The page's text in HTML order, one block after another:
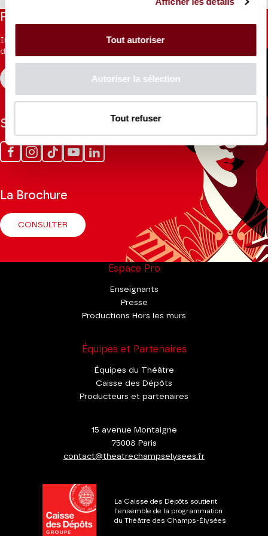
Tout autoriser
Autoriser la sélection
Tout refuser
Paris, interroge les jeux de miroir culturels : altérité, influence,
complémentarité et réflexivité d’un continent à l’autre.
Production Orchestre de chambre de Paris
Restez informés
Inscrivez-vous à la newsletter pour recevoir les informations
du Théâtre.
Suivez-nous
FacebookInstagram
Tik
Tok
YoutubeLinkedin
La Brochure
CONSULTER
Espace Pro
Enseignants
Presse
Productions Hors les murs
Équipes et Partenaires
Équipes du Théâtre
Caisse des Dépôts
Producteurs et partenaires
15 avenue Montaigne
75008 Paris
contact@theatrechampselysees.fr
La Caisse des Dépôts soutient
l'ensemble de la programmation
du Théâtre des Champs-Élysées